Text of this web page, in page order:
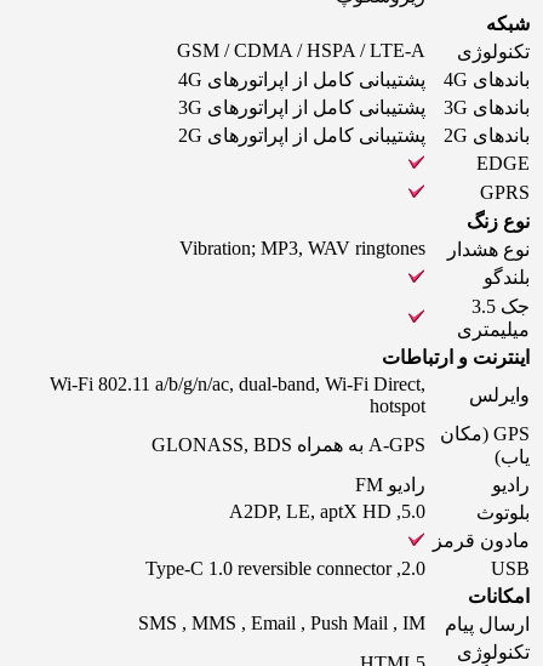
شبکه
تکنولوژی
GSM / CDMA / HSPA / LTE-A
باندهای 4G
پشتیبانی کامل از اپراتورهای 4G
باندهای 3G
پشتیبانی کامل از اپراتورهای 3G
باندهای 2G
پشتیبانی کامل از اپراتورهای 2G
EDGE
GPRS
نوع زنگ
نوع هشدار
Vibration; MP3, WAV ringtones
بلندگو
جک 3.5
میلیمتری
اینترنت و ارتباطات
وایرلس
Wi-Fi 802.11 a/b/g/n/ac, dual-band, Wi-Fi Direct,
hotspot
GPS (مکان
یاب)
A-GPS به همراه GLONASS, BDS
رادیو
رادیو FM
بلوتوث
5.0, A2DP, LE, aptX HD
مادون قرمز
USB
2.0, Type-C 1.0 reversible connector
امکانات
ارسال پیام
SMS , MMS , Email , Push Mail , IM
تکنولوژی